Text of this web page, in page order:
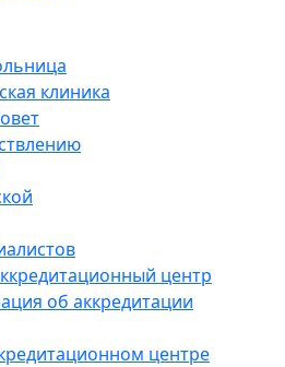
клиника
центр
об аккредитации
центре